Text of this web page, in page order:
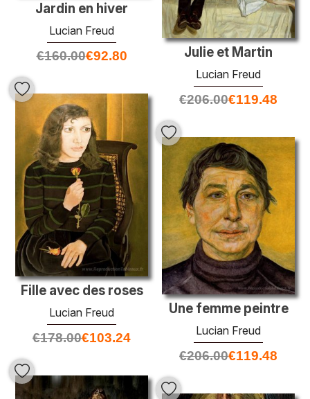
Jardin en hiver
Lucian Freud
€160.00€92.80 Julie et Martin
Lucian Freud
€206.00€119.48
Fille avec des roses
Lucian Freud
€178.00€103.24
Une femme peintre
Lucian Freud
€206.00€119.48